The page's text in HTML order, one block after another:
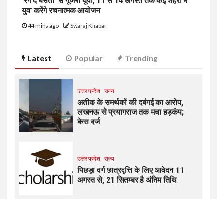
युवा करेंगे रचनात्मक आयोजन
44 mins ago Swaraj Khabar
Latest Popular Trending
उत्तर प्रदेश राज्य
अतीक के समर्थकों की दबंगई का आरोप,
लखनऊ से प्रयागराज तक मचा हड़कंप;
केस दर्ज
उत्तर प्रदेश राज्य
पिछड़ा वर्ग छात्रवृत्ति के लिए आवेदन 11
अगस्त से, 21 सितम्बर है अंतिम तिथि